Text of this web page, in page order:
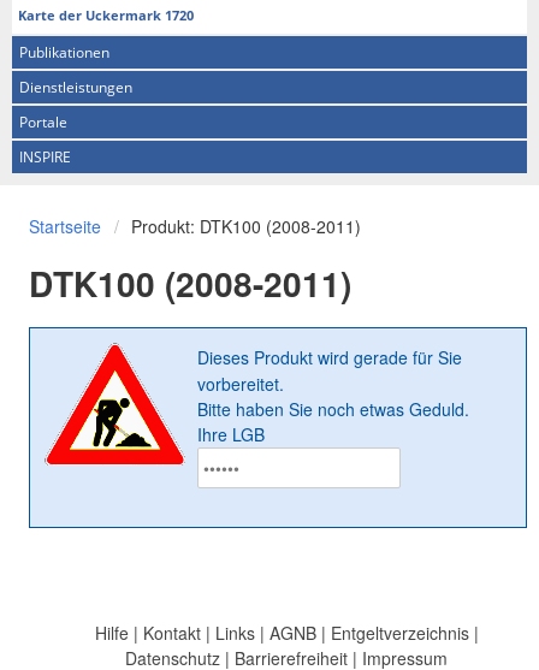
Karte der Uckermark 1720
Publikationen
Dienstleistungen
Portale
INSPIRE
Startseite Produkt: DTK100 (2008-2011)
DTK100 (2008-2011)
Dieses Produkt wird gerade für Sie
vorbereitet.
Bitte haben Sie noch etwas Geduld.
Ihre LGB
Hilfe| Kontakt| Links| AGNB| Entgeltverzeichnis|
Datenschutz | Barrierefreiheit | Impressum